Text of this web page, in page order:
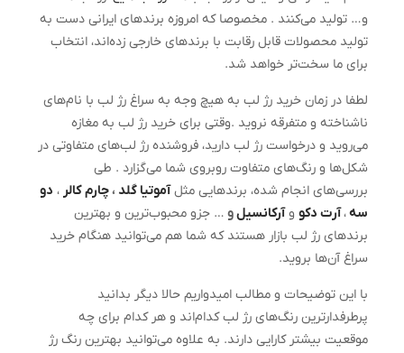
و… تولید می‌کنند . مخصوصا که امروزه برندهای ایرانی دست به
تولید محصولات قابل رقابت با برندهای خارجی زده‌اند، انتخاب
برای ما سخت‌تر خواهد شد.
لطفا در زمان خرید رژ لب به هیچ وجه به سراغ رژ لب‌ با نام‌های
ناشناخته و متفرقه نروید .وقتی برای خرید رژ لب به مغازه
می‌روید و درخواست رژ لب دارید، فروشنده رژ لب‌های متفاوتی در
شکل‌ها و رنگ‌های متفاوت روبروی شما می‌گزارد . طی
بررسی‌های انجام شده، برندهایی مثلآموتیا گلد ،چارم کالر ، دو
سه،آرت دکو وآرکانسیلو … جزو محبوب‌ترین و بهترین
برندهای رژ لب بازار هستند که شما هم می‌توانید هنگام خرید
سراغ آن‌ها بروید.
با این توضیحات و مطالب امیدواریم حالا دیگر بدانید
پرطرفدار‌ترین رنگ‌های رژ لب کدام‌اند و هر کدام برای چه
موقعیت بیشتر کارایی دارند. به علاوه می‌توانید بهترین رنگ رژ